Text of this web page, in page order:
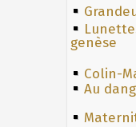
genèse
Colin-
Au